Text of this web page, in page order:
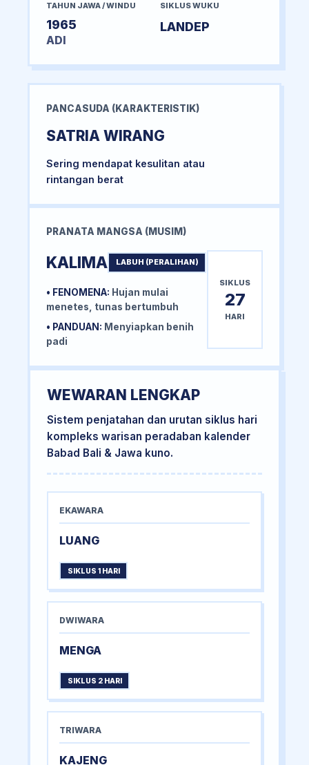
TAHUN JAWA / WINDU
1965
ADI
SIKLUS WUKU
LANDEP
PANCASUDA (KARAKTERISTIK)
SATRIA WIRANG
Sering mendapat kesulitan atau
rintangan berat
PRANATA MANGSA (MUSIM)
KALIMA LABUH (PERALIHAN)
• FENOMENA: Hujan mulai
menetes, tunas bertumbuh
• PANDUAN: Menyiapkan benih
padi
SIKLUS
27
HARI
WEWARAN LENGKAP
Sistem penjatahan dan urutan siklus hari
kompleks warisan peradaban kalender
Babad Bali & Jawa kuno.
EKAWARA
LUANG
SIKLUS 1 HARI
DWIWARA
MENGA
SIKLUS 2 HARI
TRIWARA
KAJENG